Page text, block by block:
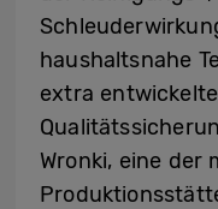
haushaltsnahe
extra
Wronki, eine der